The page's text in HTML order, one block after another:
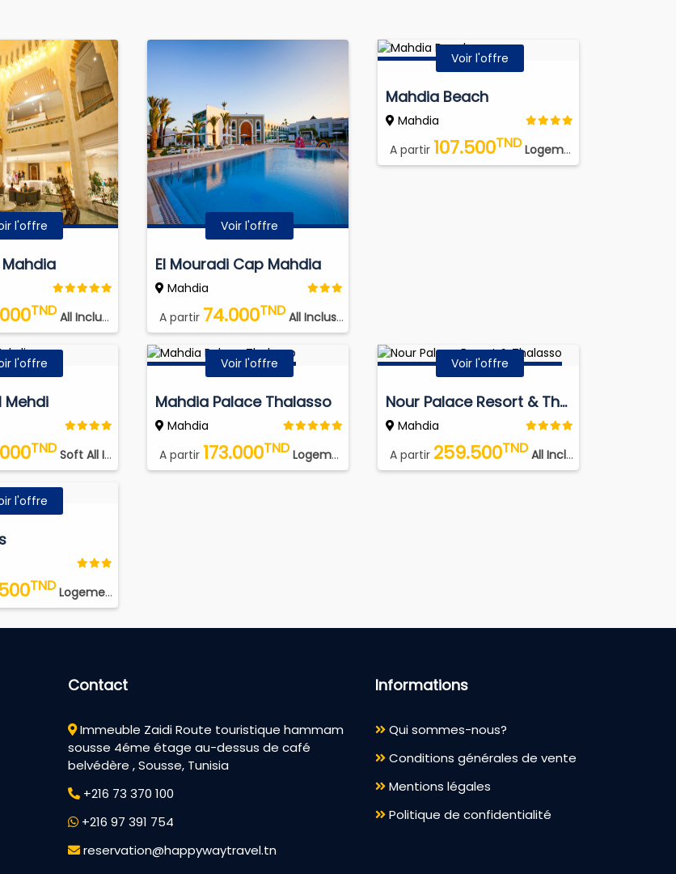
l'offre
Mahdia
TND All Inclusive Soft Drink
Voir l'offre
El Mouradi Cap Mahdia
Mahdia
A partir 74.000TND All Inclusive Soft Drink
Voir l'offre
Mahdia Beach
Mahdia
A partir 107.500TND Logement Petit Déjeuner
l'offre
Mehdi
TND Soft All Inclusive
Voir l'offre
Mahdia Palace Thalasso
Mahdia
A partir 173.000TND Logement Petit Déjeuner
Voir l'offre
Nour Palace Resort & Thalasso
Mahdia
A partir 259.500TND All Inclusive
l'offre
TND Logement Petit Déjeuner
Contact
Immeuble Zaidi Route touristique hammam
sousse 4éme étage au-dessus de café
belvédère , Sousse, Tunisia
+216 73 370 100
+216 97 391 754
reservation@happywaytravel.tn
Informations
Qui sommes-nous?
Conditions générales de vente
Mentions légales
Politique de confidentialité